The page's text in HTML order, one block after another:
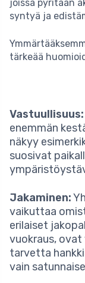
joissa pyritään
syntyä ja
tärkeää
Vastuullisuus:
enemmän
näkyy
suosivat
Jakaminen:
vaikuttaa
erilaiset
vuokraus,
tarvetta
vain